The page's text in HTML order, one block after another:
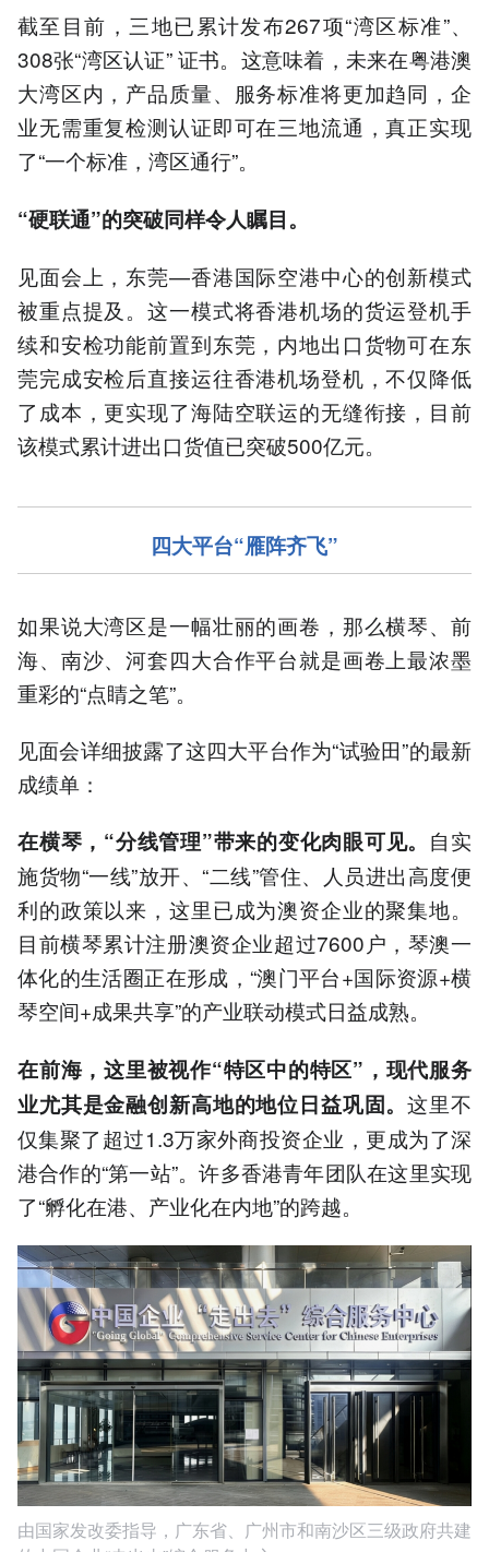
截至目前，三地已累计发布267项“湾区标准”、
308张“湾区认证” 证书。这意味着，未来在粤港澳
大湾区内，产品质量、服务标准将更加趋同，企
业无需重复检测认证即可在三地流通，真正实现
了“一个标准，湾区通行”。
“硬联通”的突破同样令人瞩目。
见面会上，东莞—香港国际空港中心的创新模式
被重点提及。这一模式将香港机场的货运登机手
续和安检功能前置到东莞，内地出口货物可在东
莞完成安检后直接运往香港机场登机，不仅降低
了成本，更实现了海陆空联运的无缝衔接，目前
该模式累计进出口货值已突破500亿元。
四大平台“雁阵齐飞”
如果说大湾区是一幅壮丽的画卷，那么横琴、前
海、南沙、河套四大合作平台就是画卷上最浓墨
重彩的“点睛之笔”。
见面会详细披露了这四大平台作为“试验田”的最新
成绩单：
在横琴，“分线管理”带来的变化肉眼可见。 自实
施货物“一线”放开、“二线”管住、人员进出高度便
利的政策以来，这里已成为澳资企业的聚集地。
目前横琴累计注册澳资企业超过7600户，琴澳一
体化的生活圈正在形成，“澳门平台+国际资源+横
琴空间+成果共享”的产业联动模式日益成熟。
在前海，这里被视作“特区中的特区”，现代服务
业尤其是金融创新高地的地位日益巩固。这里不
仅集聚了超过1.3万家外商投资企业，更成为了深
港合作的“第一站”。许多香港青年团队在这里实现
了“孵化在港、产业化在内地”的跨越。
由国家发改委指导，广东省、广州市和南沙区三级政府共建